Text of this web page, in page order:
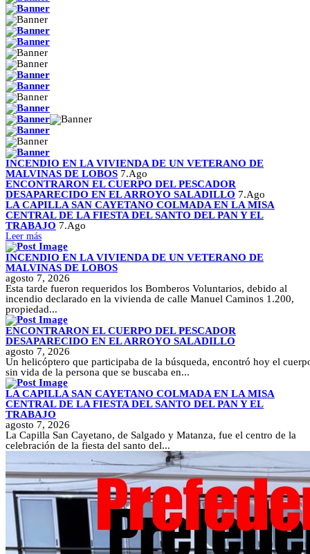
INCENDIO EN LA VIVIENDA DE UN VETERANO DE
MALVINAS DE LOBOS 7.Ago
ENCONTRARON EL CUERPO DEL PESCADOR
DESAPARECIDO EN EL ARROYO SALADILLO 7.Ago
LA CAPILLA SAN CAYETANO COLMADA EN LA MISA
CENTRAL DE LA FIESTA DEL SANTO DEL PAN Y EL
TRABAJO 7.Ago
Leer más
INCENDIO EN LA VIVIENDA DE UN VETERANO DE
MALVINAS DE LOBOS
agosto 7, 2026
Esta tarde fueron requeridos los Bomberos Voluntarios, debido al
incendio declarado en la vivienda de calle Manuel Caminos 1.200,
propiedad...
ENCONTRARON EL CUERPO DEL PESCADOR
DESAPARECIDO EN EL ARROYO SALADILLO
agosto 7, 2026
Un helicóptero que participaba de la búsqueda, encontró hoy el
sin vida de la persona que se buscaba en...
LA CAPILLA SAN CAYETANO COLMADA EN LA MISA
CENTRAL DE LA FIESTA DEL SANTO DEL PAN Y EL
TRABAJO
agosto 7, 2026
La Capilla San Cayetano, de Salgado y Matanza, fue el centro de la
celebración de la fiesta del santo del...